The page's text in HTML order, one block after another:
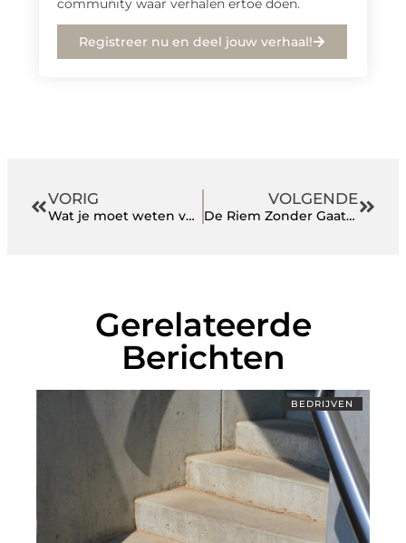
community waar verhalen ertoe doen.
Registreer nu en deel jouw verhaal!
VORIG
Wat je moet weten voordat je een woning huurt op een luxe vakantiepark
VOLGENDE
De Riem Zonder Gaatjes: Een Slimme Oplossing voor Stijl en Comfort
Gerelateerde
Berichten
BEDRIJVEN